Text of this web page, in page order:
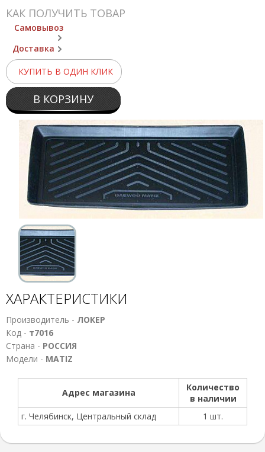
КАК ПОЛУЧИТЬ ТОВАР
Самовывоз
Доставка
КУПИТЬ В ОДИН КЛИК
В КОРЗИНУ
ХАРАКТЕРИСТИКИ
Производитель - ЛОКЕР
Код - т7016
Страна - РОССИЯ
Модели - MATIZ
Адрес магазина
Количество
в наличии
г. Челябинск, Центральный склад
1 шт.